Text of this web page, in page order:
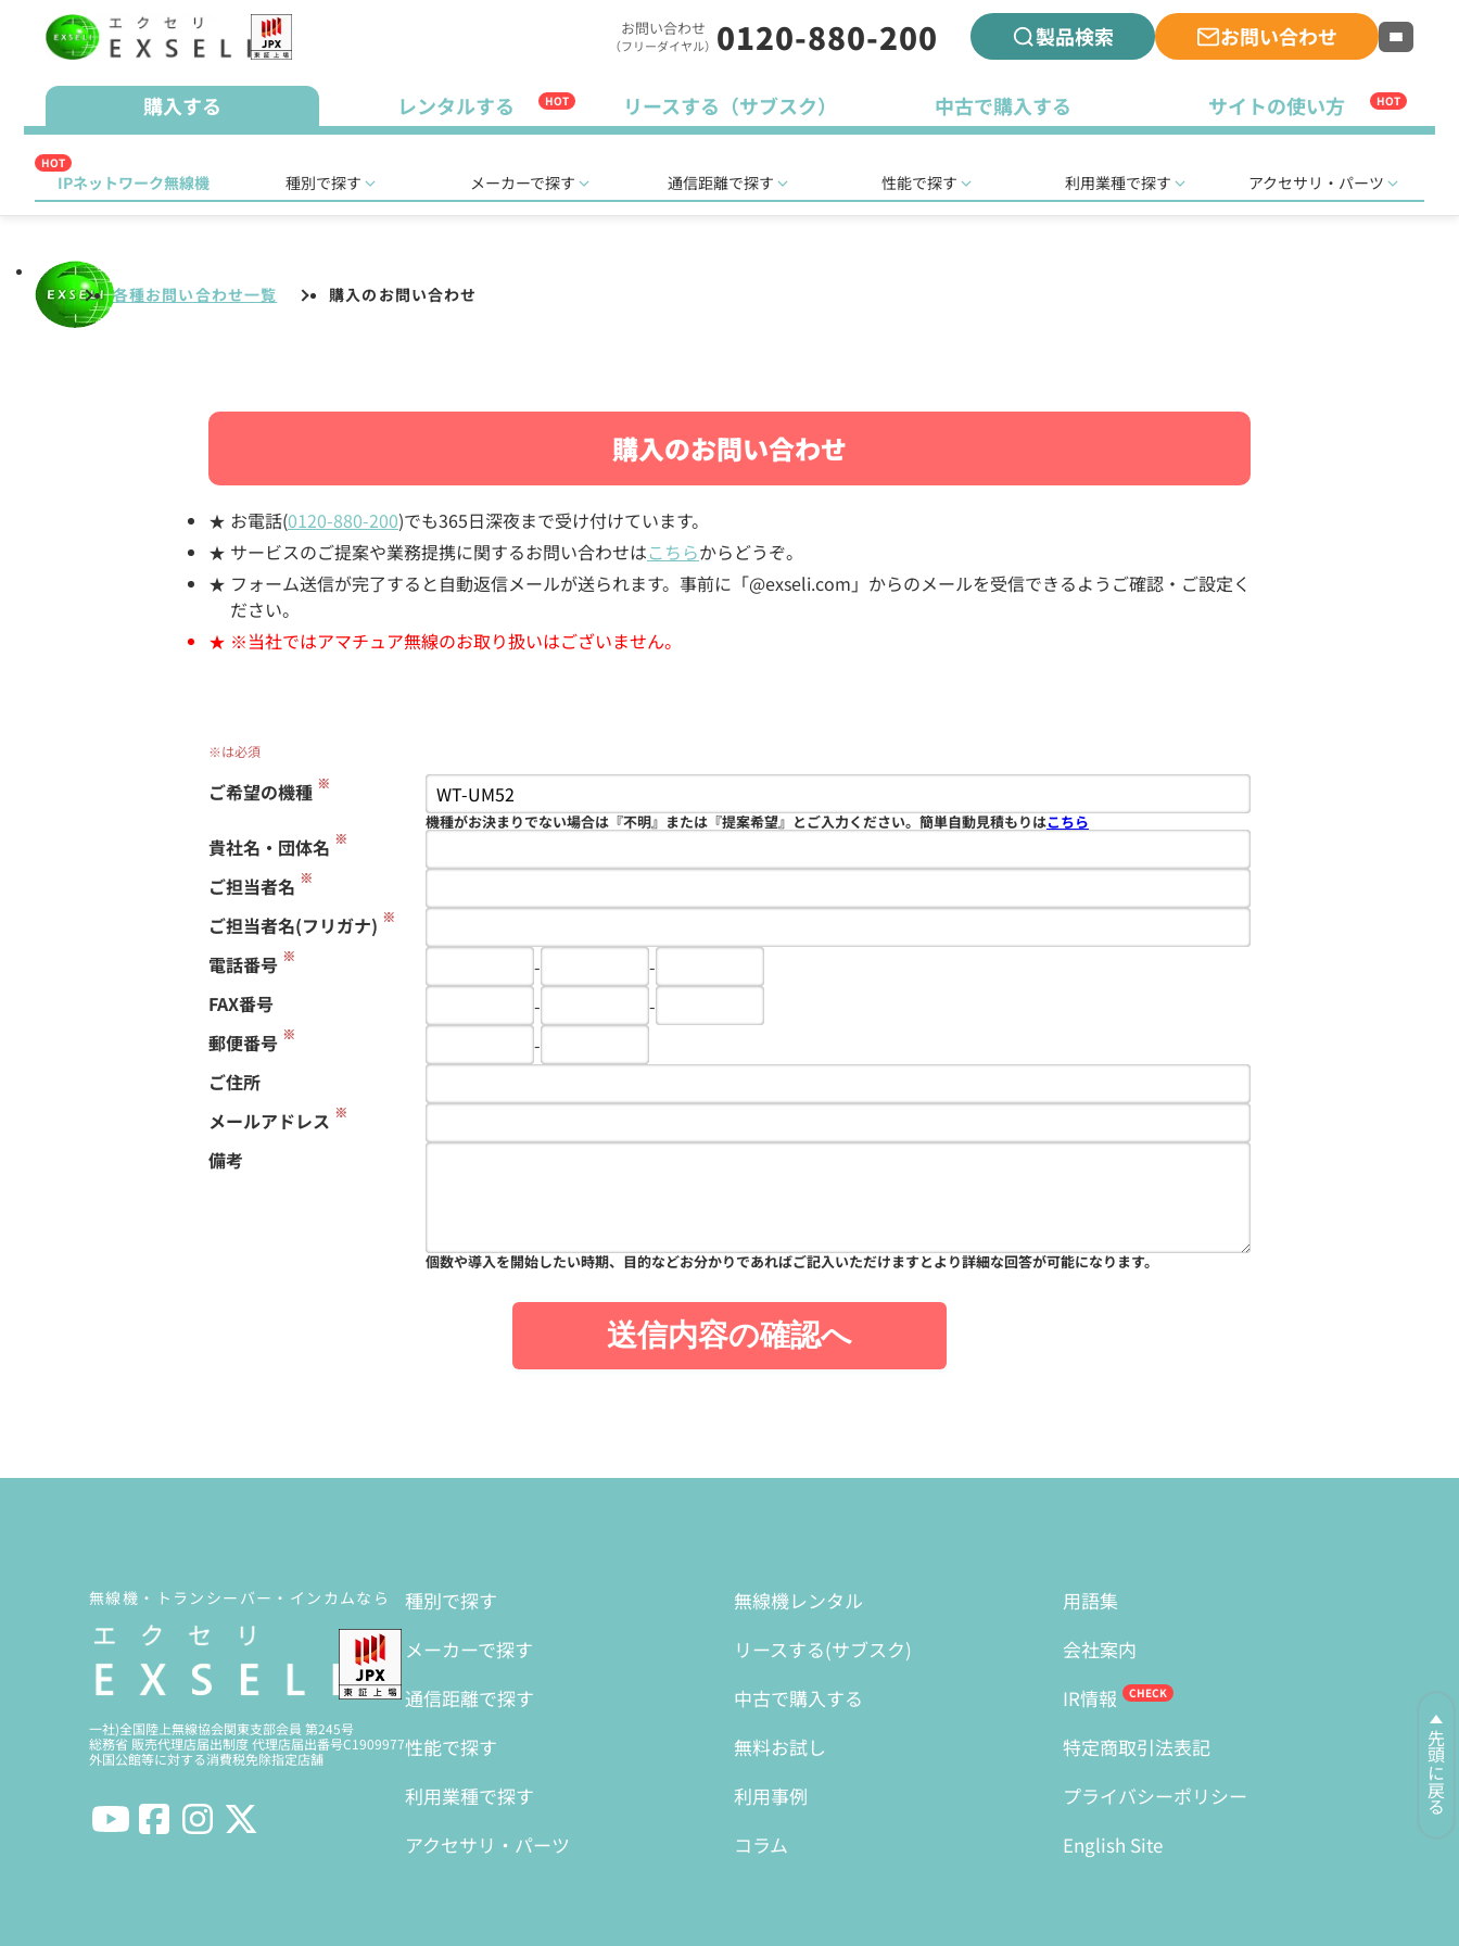
お問い合わせ
（フリーダイヤル） 0120-880-200 製品検索 お問い合わせ
購入する レンタルする HOT リースする（サブスク） 中古で購入する サイトの使い方 HOT
HOT
IPネットワーク無線機 種別で探す メーカーで探す 通信距離で探す 性能で探す 利用業種で探す アクセサリ・パーツ
各種お問い合わせ一覧 購入のお問い合わせ
購入のお問い合わせ
お電話(0120-880-200)でも365日深夜まで受け付けています。
サービスのご提案や業務提携に関するお問い合わせはこちらからどうぞ。
フォーム送信が完了すると自動返信メールが送られます。事前に「@exseli.com」からのメールを受信できるようご確認・ご設定く
ださい。
※当社ではアマチュア無線のお取り扱いはございません。
※は必須
ご希望の機種 ※
機種がお決まりでない場合は『不明』または『提案希望』とご入力ください。簡単自動見積もりはこちら
貴社名・団体名 ※
ご担当者名 ※
ご担当者名(フリガナ) ※
電話番号 ※ -
-
FAX番号
-
-
郵便番号 ※
-
ご住所
メールアドレス ※
備考
個数や導入を開始したい時期、目的などお分かりであればご記入いただけますとより詳細な回答が可能になります。
送信内容の確認へ
先頭に戻る
無線機・トランシーバー・インカムなら
一社)全国陸上無線協会関東支部会員 第245号
総務省 販売代理店届出制度 代理店届出番号C1909977
外国公館等に対する消費税免除指定店舗
種別で探す
メーカーで探す
通信距離で探す
性能で探す
利用業種で探す
アクセサリ・パーツ
無線機レンタル
リースする(サブスク)
中古で購入する
無料お試し
利用事例
コラム
用語集
会社案内
IR情報
特定商取引法表記
プライバシーポリシー
English Site